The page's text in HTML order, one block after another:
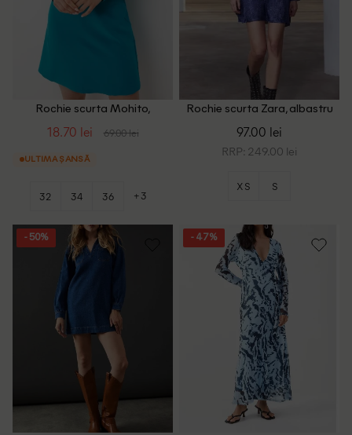
Rochie scurta Mohito,
18.70 lei 69.00 lei
ULTIMA ȘANSĂ
32 34 36 +3
Rochie scurta Zara, albastru
97.00 lei
RRP: 249.00 lei
XS S
- 50% - 47%